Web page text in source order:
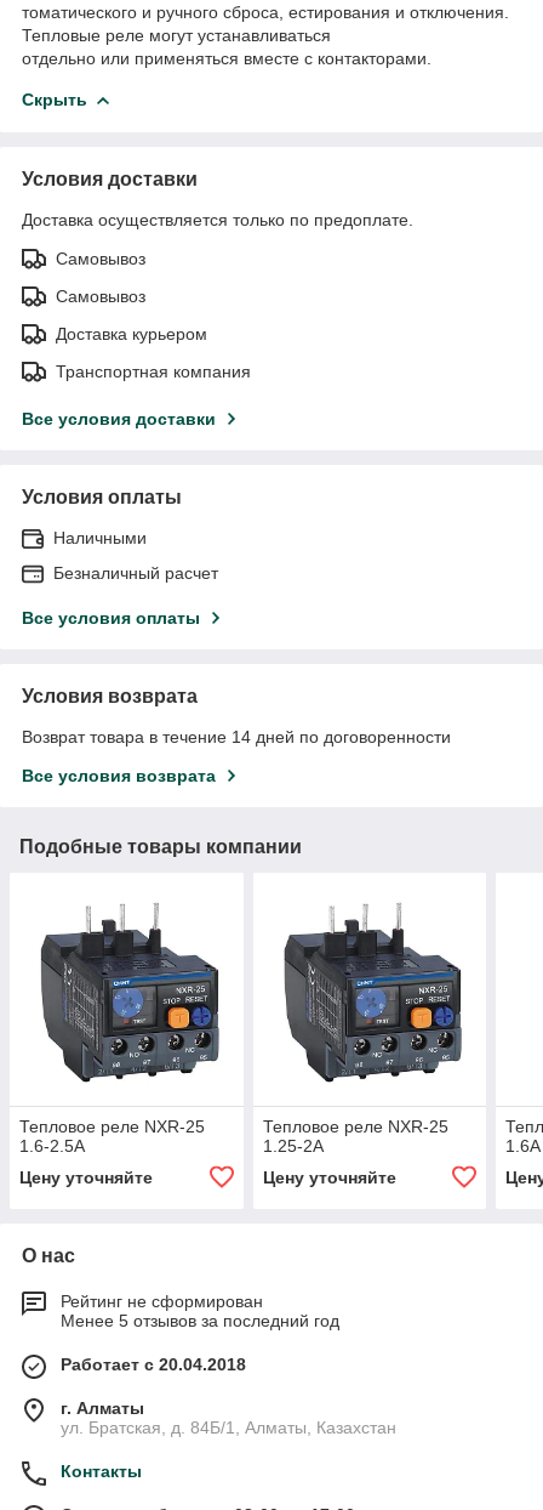
томатического и ручного сброса, естирования и отключения.
Тепловые реле могут устанавливаться
отдельно или применяться вместе с контакторами.
Скрыть
Условия доставки
Доставка осуществляется только по предоплате.
Самовывоз
Самовывоз
Доставка курьером
Транспортная компания
Все условия доставки
Условия оплаты
Наличными
Безналичный расчет
Все условия оплаты
Условия возврата
Возврат товара в течение 14 дней по договоренности
Все условия возврата
Подобные товары компании
Тепловое реле NXR-25
1.6-2.5А
Цену уточняйте
Тепловое реле NXR-25
1.25-2А
Цену уточняйте
1.6А
О нас
Рейтинг не сформирован
Менее 5 отзывов за последний год
Работает с 20.04.2018
г. Алматы
ул. Братская, д. 84Б/1, Алматы, Казахстан
Контакты